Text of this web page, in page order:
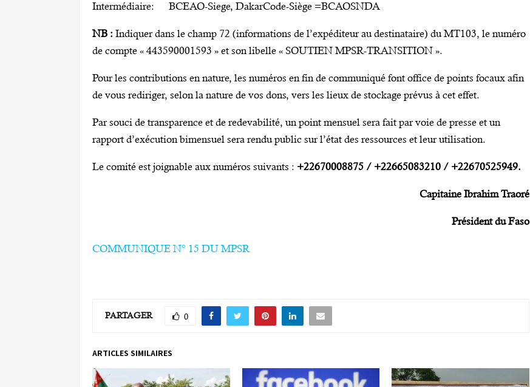
Intermédiaire: BCEAO-Siege, DakarCode-Siège =BCAOSNDA
NB : Indiquer dans le champ 72 (informations de l’expéditeur au destinataire) du MT103, le numéro
de compte « 443590001593 » et son libelle « SOUTIEN MPSR-TRANSITION ».
Pour les contributions en nature, les numéros en fin de communiqué font office de points focaux afin
de vous rediriger, selon la nature de vos dons, vers les lieux de stockage prévus à cet effet.
Par souci de transparence et de redevabilité, un point mensuel sera fait par voie de presse et un
rapport d’exécution bimensuel sera rendu public sur l’état des ressources et leur utilisation.
Le comité est joignable aux numéros suivants : +22670008875 / +22665083210 / +22670525949.
Capitaine Ibrahim Traoré
Président du Faso
COMMUNIQUE N° 15 DU MPSR
PARTAGER 0
ARTICLES SIMILAIRES